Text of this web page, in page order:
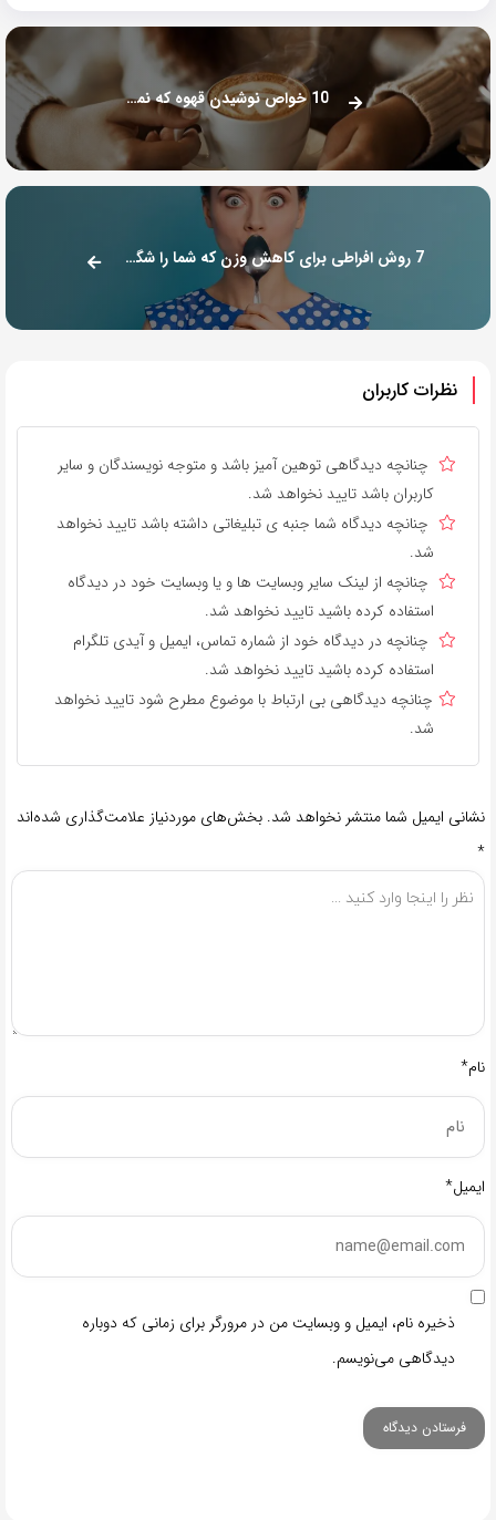
10 خواص نوشیدن قهوه که نمی دانستید!
7 روش افراطی برای کاهش وزن که شما را شگفت‌زده می‌کند
نظرات کاربران
چنانچه دیدگاهی توهین آمیز باشد و متوجه نویسندگان و سایر
کاربران باشد تایید نخواهد شد.
چنانچه دیدگاه شما جنبه ی تبلیغاتی داشته باشد تایید نخواهد
شد.
چنانچه از لینک سایر وبسایت ها و یا وبسایت خود در دیدگاه
استفاده کرده باشید تایید نخواهد شد.
چنانچه در دیدگاه خود از شماره تماس، ایمیل و آیدی تلگرام
استفاده کرده باشید تایید نخواهد شد.
چنانچه دیدگاهی بی ارتباط با موضوع مطرح شود تایید نخواهد
شد.
نشانی ایمیل شما منتشر نخواهد شد. بخش‌های موردنیاز علامت‌گذاری شده‌اند
*
نام*
ایمیل*
ذخیره نام، ایمیل و وبسایت من در مرورگر برای زمانی که دوباره
دیدگاهی می‌نویسم.